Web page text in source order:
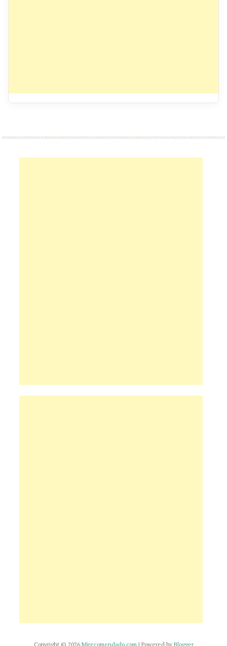
Copyright © 2026 Mirecomendado.com | Powered by Blogger